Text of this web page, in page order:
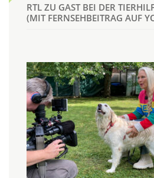
RTL ZU GAST BEI DER
(MIT FERNSEHBEITRAG AUF